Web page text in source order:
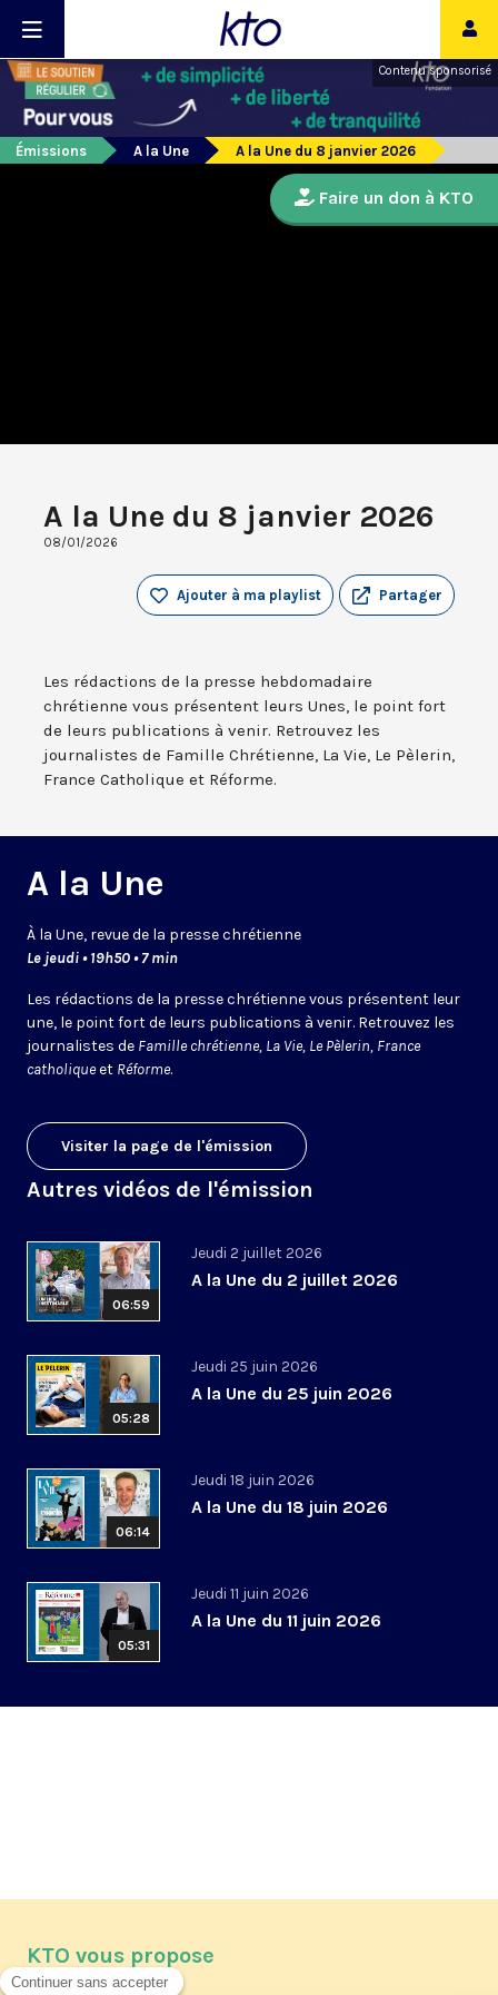
Contenu sponsorisé
Émissions A la Une A la Une du 8 janvier 2026
A la Une du 8 janvier 2026
08/01/2026
Partager
Ajouter à ma playlist
Les rédactions de la presse hebdomadaire
chrétienne vous présentent leurs Unes, le point fort
de leurs publications à venir. Retrouvez les
journalistes de Famille Chrétienne, La Vie, Le Pèlerin,
France Catholique et Réforme.
A la Une
À la Une, revue de la presse chrétienne
Le jeudi • 19h50 • 7 min
Les rédactions de la presse chrétienne vous présentent leur
une, le point fort de leurs publications à venir. Retrouvez les
journalistes de Famille chrétienne, La Vie, Le Pèlerin, France
catholiqueet Réforme.
Visiter la page de l'émission
Autres vidéos de l'émission
06:59
Jeudi 2 juillet 2026
A la Une du 2 juillet 2026
05:28
Jeudi 25 juin 2026
A la Une du 25 juin 2026
06:14
Jeudi 18 juin 2026
A la Une du 18 juin 2026
05:31
Jeudi 11 juin 2026
A la Une du 11 juin 2026
Faire un don à KTO
KTO vous propose